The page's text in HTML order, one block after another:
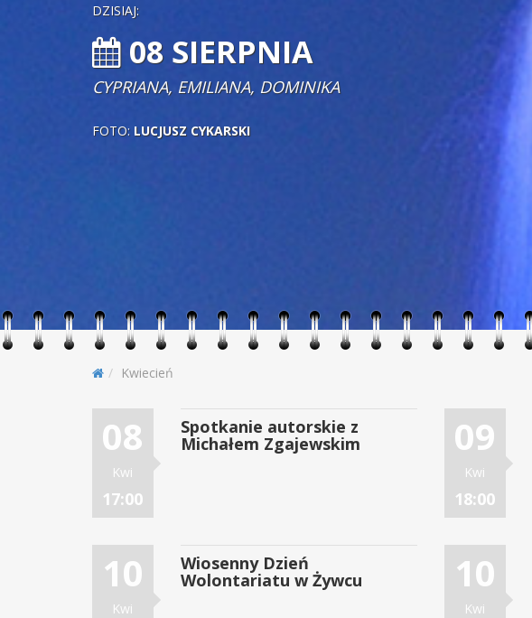
DZISIAJ:
08 SIERPNIA
CYPRIANA, EMILIANA, DOMINIKA
FOTO: LUCJUSZ CYKARSKI
Kwiecień
08
Kwi
17:00
Spotkanie autorskie z
Michałem Zgajewskim 09
Kwi
18:00
10
Kwi
Wiosenny Dzień
Wolontariatu w Żywcu 10
Kwi